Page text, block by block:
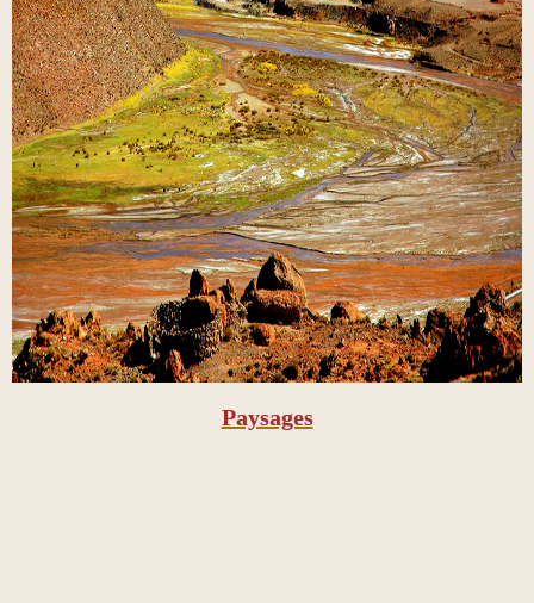
Paysages